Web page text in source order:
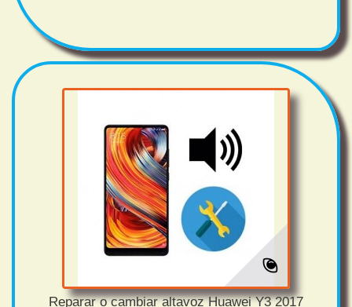
Reparar o cambiar altavoz Huawei Y3 2017